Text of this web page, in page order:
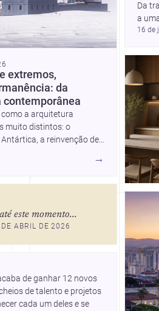
extremos,
da
contemporânea
a arquitetura
muito distintos: o
a reinvenção de
e a criação de uma
projeto arquitetônico.
→
este momento...
ABRIL DE 2026
de ganhar 12 novos
de talento e projetos
cada um deles e se
Da
a
16 de